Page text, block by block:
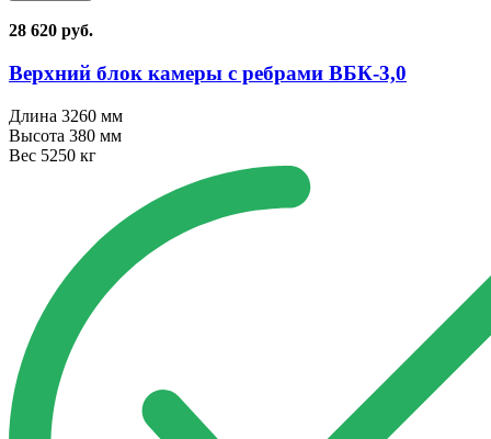
28 620 руб.
Верхний блок камеры с ребрами ВБК⁠-⁠3,0
Длина 3260 мм
Высота 380 мм
Вес 5250 кг